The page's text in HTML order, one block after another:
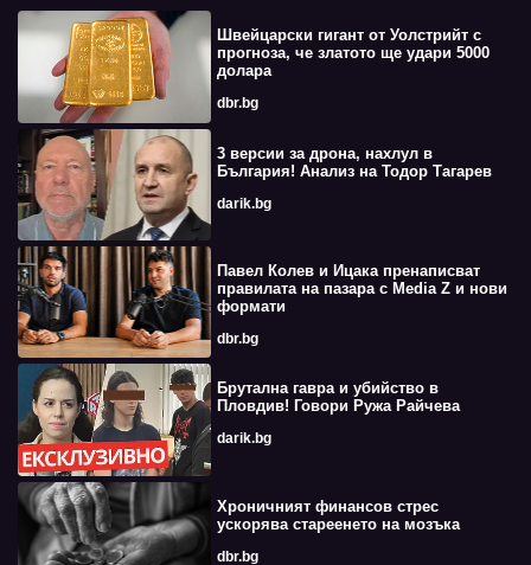
Швейцарски гигант от Уолстрийт с
прогноза, че златото ще удари 5000
долара
dbr.bg
3 версии за дрона, нахлул в
България! Анализ на Тодор Тагарев
darik.bg
Павел Колев и Ицака пренаписват
правилата на пазара с Media Z и нови
формати
dbr.bg
Брутална гавра и убийство в
Пловдив! Говори Ружа Райчева
darik.bg
Хроничният финансов стрес
ускорява стареенето на мозъка
dbr.bg